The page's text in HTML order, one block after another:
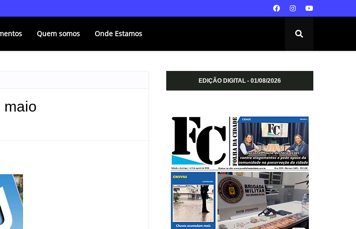
Quem somos Onde Estamos
maio
EDIÇÃO DIGITAL - 01/08/2026